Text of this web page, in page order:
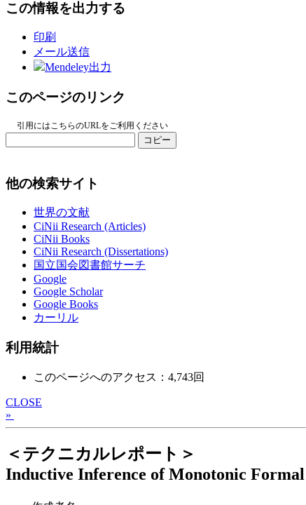
この情報を出力する
印刷
メール送信
Mendeley出力
このページのリンク
引用にはこちらのURLをご利用ください
コピー
他の検索サイト
世界の文献
CiNii Research (Articles)
CiNii Books
CiNii Research (Dissertations)
国立国会図書館サーチ
Google
Google Scholar
Google Books
カーリル
利用統計
このページへのアクセス：4,743回
CLOSE
»
＜テクニカルレポート＞
Inductive Inference of Monotonic